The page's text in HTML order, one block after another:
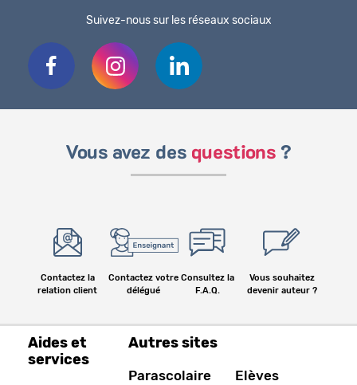
Suivez-nous sur les réseaux sociaux
Vous avez des questions ?
Contactez la
relation client
Contactez votre
délégué
Consultez la
F.A.Q.
Vous souhaitez
devenir auteur ?
Aides et
services
Autres sites
Parascolaire Elèves